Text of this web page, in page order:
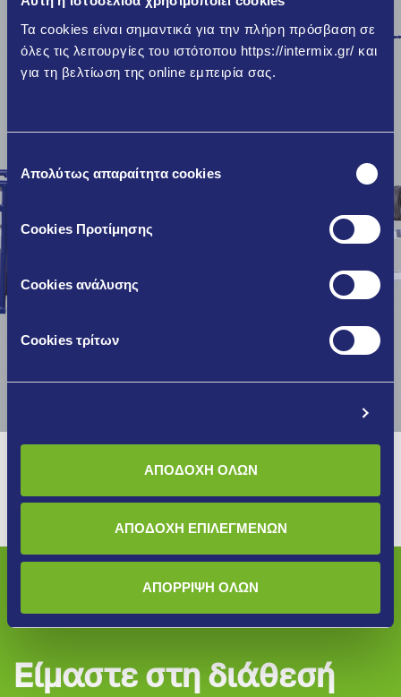
Τα cookies είναι σημαντικά για την πλήρη πρόσβαση σε
όλες τις λειτουργίες του ιστότοπου https://intermix.gr/ και
για τη βελτίωση της online εμπειρία σας.
συγκατάθεσης
Απολύτως απαραίτητα cookies
Cookies Προτίμησης
Cookies ανάλυσης
Cookies τρίτων
ΑΠΟΔΟΧΗ ΟΛΩΝ
ΑΠΟΔΟΧΗ ΕΠΙΛΕΓΜΕΝΩΝ
ΑΠΟΡΡΙΨΗ ΟΛΩΝ
Είμαστε στη διάθεσή